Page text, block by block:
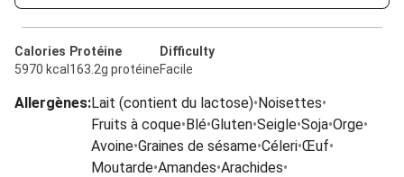
Calories
5970 kcal
Protéine
163.2g protéine
Difficulty
Facile
Allergènes:Lait (contient du lactose)•Noisettes•
Fruits à coque•Blé•Gluten•Seigle•Soja•Orge•
Avoine•Graines de sésame•Céleri•Œuf•
Moutarde•Amandes•Arachides•